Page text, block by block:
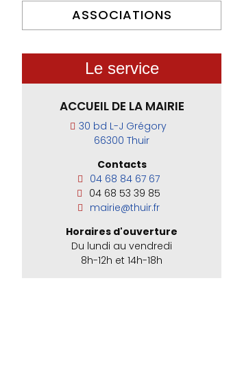
ASSOCIATIONS
Le service
ACCUEIL DE LA MAIRIE
30 bd L-J Grégory
66300 Thuir
Contacts
04 68 84 67 67
04 68 53 39 85
mairie@thuir.fr
Horaires d'ouverture
Du lundi au vendredi
8h-12h et 14h-18h